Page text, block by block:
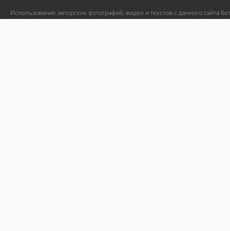
Использование авторских фотографий, видео и текстов с данного сайта